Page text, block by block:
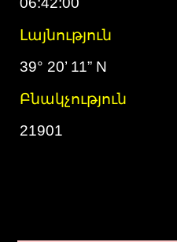
Լայնություն
39° 20’ 11” N
Բնակչություն
21901